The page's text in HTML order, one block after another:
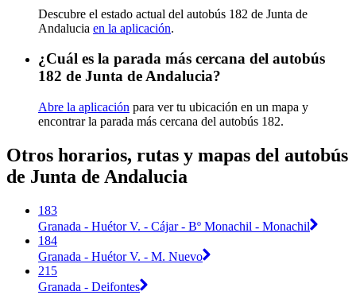
Descubre el estado actual del autobús 182 de Junta de
Andalucia en la aplicación.
¿Cuál es la parada más cercana del autobús
182 de Junta de Andalucia?
Abre la aplicación para ver tu ubicación en un mapa y
encontrar la parada más cercana del autobús 182.
Otros horarios, rutas y mapas del autobús
de Junta de Andalucia
183
Granada - Huétor V. - Cájar - Bº Monachil - Monachil
184
Granada - Huétor V. - M. Nuevo
215
Granada - Deifontes